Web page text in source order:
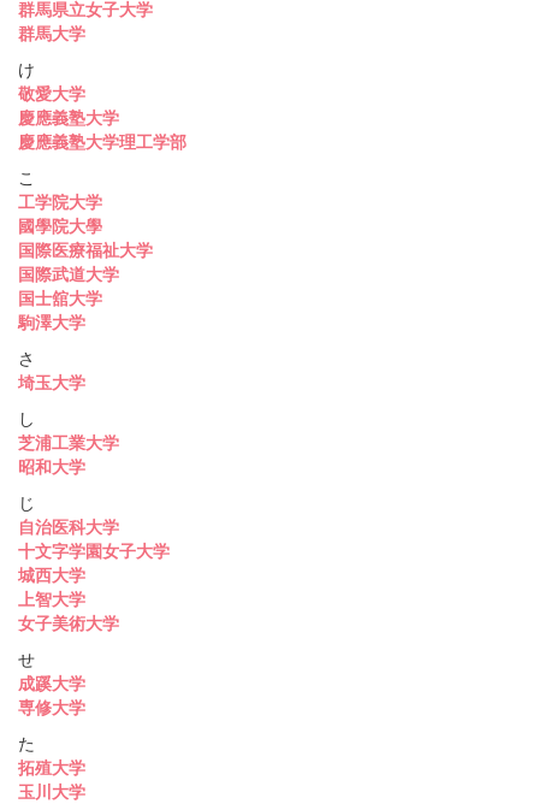
群馬県立女子大学
群馬大学
け
敬愛大学
慶應義塾大学
慶應義塾大学理工学部
こ
工学院大学
國學院大學
国際医療福祉大学
国際武道大学
国士舘大学
駒澤大学
さ
埼玉大学
し
芝浦工業大学
昭和大学
じ
自治医科大学
十文字学園女子大学
城西大学
上智大学
女子美術大学
せ
成蹊大学
専修大学
た
拓殖大学
玉川大学